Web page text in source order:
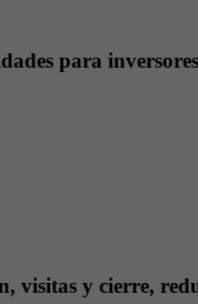
para
visitas y cierre,